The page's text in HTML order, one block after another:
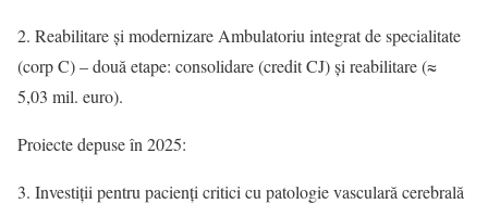
2. Reabilitare și modernizare Ambulatoriu integrat de specialitate
(corp C) – două etape: consolidare (credit CJ) și reabilitare (≈
5,03 mil. euro).
Proiecte depuse în 2025:
Investiții pentru pacienți critici cu patologie vasculară cerebrală